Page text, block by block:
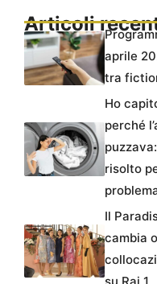
Articoli
aprile
tra
Ho
perché
risolto
Il
cambia